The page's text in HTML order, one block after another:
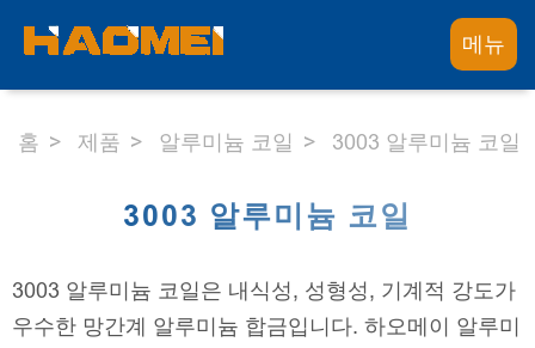
메뉴
홈 제품 알루미늄 코일 3003 알루미늄 코일
3003 알루미늄 코일
3003 알루미늄 코일은 내식성, 성형성, 기계적 강도가
우수한 망간계 알루미늄 합금입니다. 하오메이 알루미